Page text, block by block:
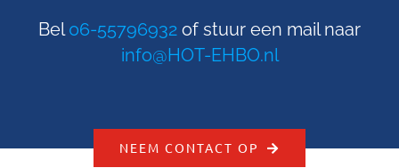
Bel06-55796932 of stuur een mail naar
info@HOT-EHBO.nl
NEEM CONTACT OP